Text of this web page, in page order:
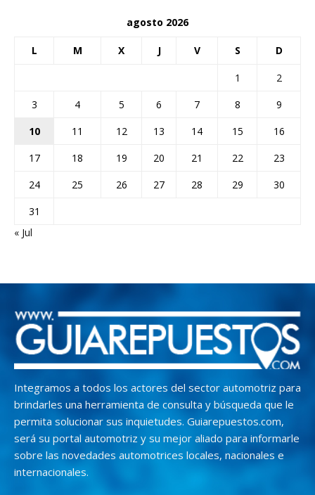
agosto 2026
L M X J V S D
1
2
3
4 5 6 7 8
9
10
11 12 13 14 15
16
17
18 19 20 21 22
23
24
25 26 27 28 29
30
31
« Jul
Integramos a todos los actores del sector automotriz para
brindarles una herramienta de consulta y búsqueda que le
permita solucionar sus inquietudes. Guiarepuestos.com,
será su portal automotriz y su mejor aliado para informarle
sobre las novedades automotrices locales, nacionales e
internacionales.